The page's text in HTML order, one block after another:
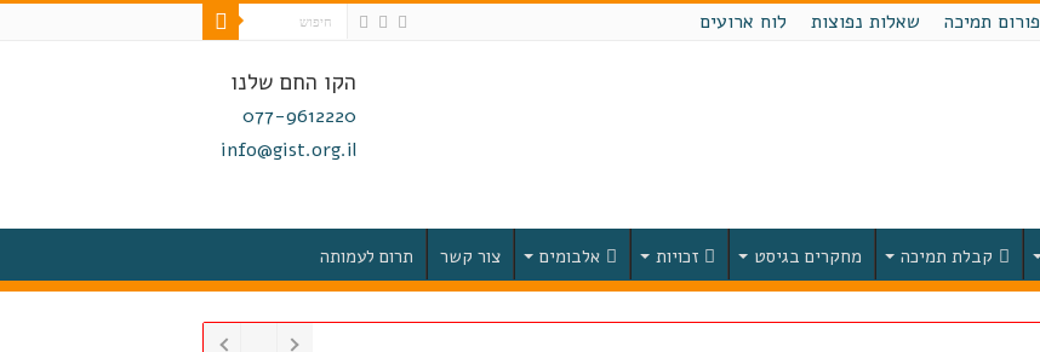
פורום תמיכה שאלות נפוצות לוח ארועים
הקו החם שלנו
077-9612220
info@gist.org.il
קבלת תמיכה מחקרים בגיסט זכויות אלבומים צור קשר תרום לעמותה